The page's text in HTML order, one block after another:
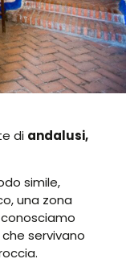
di andalusi,
simile,
una zona
servivano